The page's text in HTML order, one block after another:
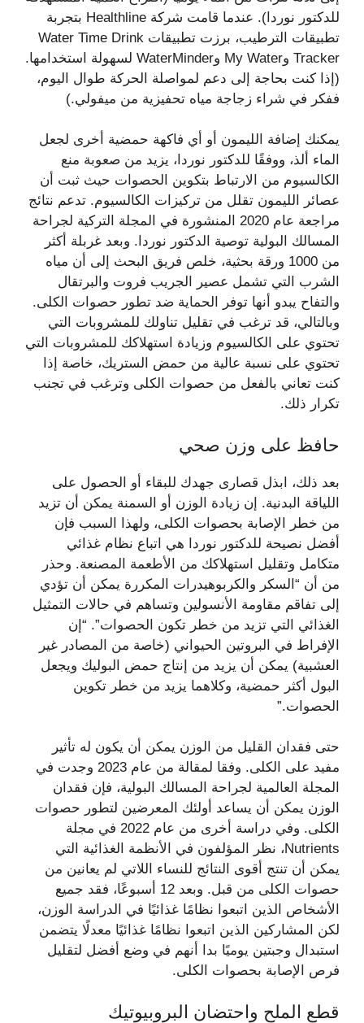
للدكتور نوردا). عندما قامت شركة Healthline بتجربة
تطبيقات الترطيب، برزت تطبيقات Water Time Drink
Tracker وMy Water وWaterMinder لسهولة استخدامها.
(إذا كنت بحاجة إلى دعم لمواصلة الحركة طوال اليوم،
ففكر في شراء زجاجة مياه تحفيزية من ميفولي.)
يمكنك إضافة الليمون أو أي فاكهة حمضية أخرى لجعل
الماء ألذ، ووفقًا للدكتور نوردا، يزيد من صعوبة منع
الكالسيوم من الارتباط بتكوين الحصوات حيث ثبت أن
عصائر الليمون تقلل من تركيزات الكالسيوم. تدعم نتائج
مراجعة عام 2020 المنشورة في المجلة التركية لجراحة
المسالك البولية توصية الدكتور نوردا. وبعد غربلة أكثر
من 1000 ورقة بحثية، خلص فريق البحث إلى أن مياه
الشرب التي تشمل عصير الجريب فروت والبرتقال
والتفاح يبدو أنها توفر الحماية ضد تطور حصوات الكلى.
وبالتالي، قد ترغب في تقليل تناولك للمشروبات التي
تحتوي على الكالسيوم وزيادة استهلاكك للمشروبات التي
تحتوي على نسبة عالية من حمض الستريك، خاصة إذا
كنت تعاني بالفعل من حصوات الكلى وترغب في تجنب
تكرار ذلك.
حافظ على وزن صحي
بعد ذلك، ابذل قصارى جهدك للبقاء أو الحصول على
اللياقة البدنية. إن زيادة الوزن أو السمنة يمكن أن تزيد
من خطر الإصابة بحصوات الكلى، ولهذا السبب فإن
أفضل نصيحة للدكتور نوردا هي اتباع نظام غذائي
متكامل وتقليل استهلاكك من الأطعمة المصنعة. وحذر
من أن “السكر والكربوهيدرات المكررة يمكن أن تؤدي
إلى تفاقم مقاومة الأنسولين وتساهم في حالات التمثيل
الغذائي التي تزيد من خطر تكون الحصوات”. “إن
الإفراط في البروتين الحيواني (خاصة من المصادر غير
العشبية) يمكن أن يزيد من إنتاج حمض البوليك ويجعل
البول أكثر حمضية، وكلاهما يزيد من خطر تكوين
الحصوات.”
حتى فقدان القليل من الوزن يمكن أن يكون له تأثير
مفيد على الكلى. وفقا لمقالة من عام 2023 وجدت في
المجلة العالمية لجراحة المسالك البولية، فإن فقدان
الوزن يمكن أن يساعد أولئك المعرضين لتطور حصوات
الكلى. وفي دراسة أخرى من عام 2022 في مجلة
Nutrients، نظر المؤلفون في الأنظمة الغذائية التي
يمكن أن تنتج أقوى النتائج للنساء اللاتي لم يعانين من
حصوات الكلى من قبل. وبعد 12 أسبوعًا، فقد جميع
الأشخاص الذين اتبعوا نظامًا غذائيًا في الدراسة الوزن،
لكن المشاركين الذين اتبعوا نظامًا غذائيًا معدلًا يتضمن
استبدال وجبتين يوميًا بدا أنهم في وضع أفضل لتقليل
فرص الإصابة بحصوات الكلى.
قطع الملح واحتضان البروبيوتيك